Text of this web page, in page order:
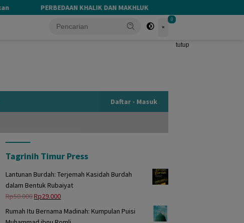
PERBEDAAN KHALIK DAN MAKHLUK
0
tutup
Daftar - Masuk
Tagrinih Timur Press
Lantunan Burdah: Terjemah Kasidah Burdah
dalam Bentuk Rubaiyat
Rp50.000Harga
adalah:
Rp29.000Harga
Rumah Itu Bernama Madinah: Kumpulan Puisi